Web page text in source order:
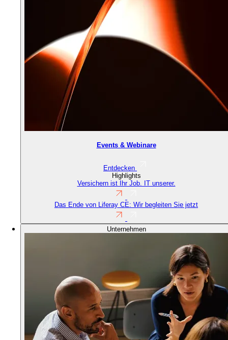
Events & Webinare
Entdecken
Highlights
Versichern ist Ihr Job. IT unserer.
Das Ende von Liferay CE: Wir begleiten Sie jetzt
Unternehmen